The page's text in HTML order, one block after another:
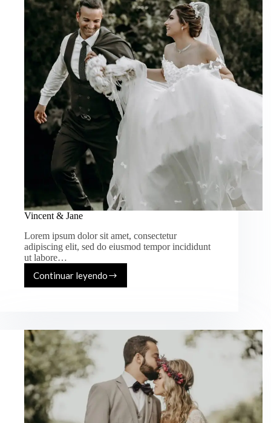
Vincent & Jane
Lorem ipsum dolor sit amet, consectetur
adipiscing elit, sed do eiusmod tempor incididunt
ut labore…
Continuar leyendo
Vincent
&